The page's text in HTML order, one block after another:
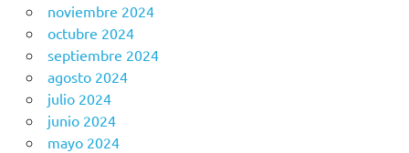
noviembre 2024
octubre 2024
septiembre 2024
agosto 2024
julio 2024
junio 2024
mayo 2024